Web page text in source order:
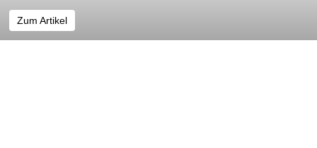
Zum Artikel